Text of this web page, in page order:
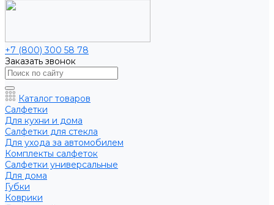
+7 (800) 300 58 78
Заказать звонок
Каталог товаров
Салфетки
Для кухни и дома
Салфетки для стекла
Для ухода за автомобилем
Комплекты салфеток
Салфетки универсальные
Для дома
Губки
Коврики